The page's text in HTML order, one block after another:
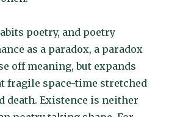
poetry, and poetry
as a paradox, a paradox
off meaning, but expands
fragile space-time stretched
death. Existence is neither